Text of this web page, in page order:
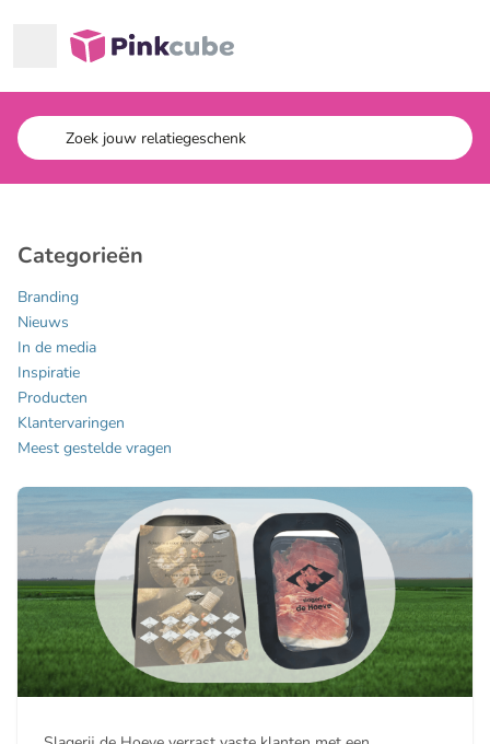
Pinkcube
Categorieën
Branding
Nieuws
In de media
Inspiratie
Producten
Klantervaringen
Meest gestelde vragen